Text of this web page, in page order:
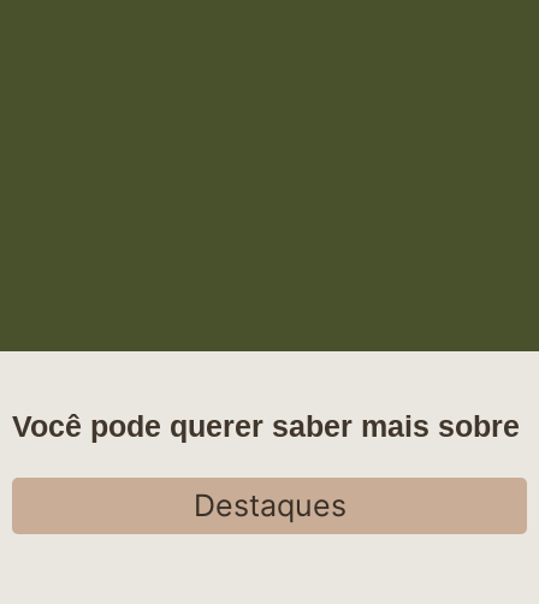
Você pode querer saber mais sobre
Destaques